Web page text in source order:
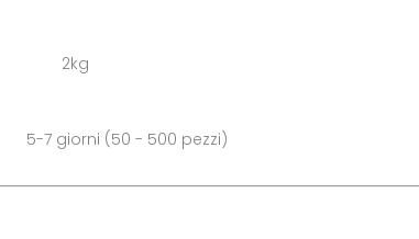
2kg
(50 - 500 pezzi)